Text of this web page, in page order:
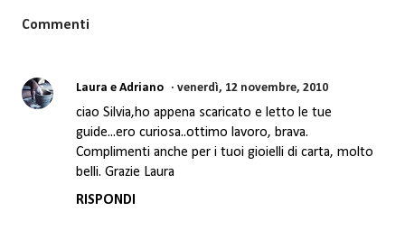
Commenti
Laura e Adriano venerdì, 12 novembre, 2010
ciao Silvia,ho appena scaricato e letto le tue
guide...ero curiosa..ottimo lavoro, brava.
Complimenti anche per i tuoi gioielli di carta, molto
belli. Grazie Laura
RISPONDI